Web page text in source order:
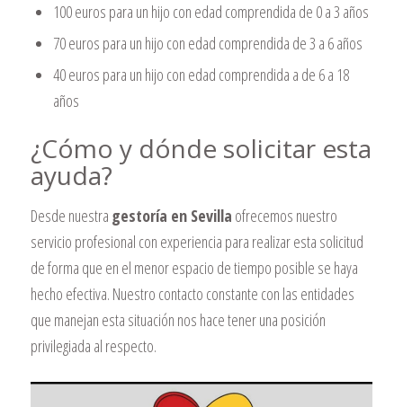
100 euros para un hijo con edad comprendida de 0 a 3 años
70 euros para un hijo con edad comprendida de 3 a 6 años
40 euros para un hijo con edad comprendida a de 6 a 18
años
¿Cómo y dónde solicitar esta
ayuda?
Desde nuestra gestoría en Sevilla ofrecemos nuestro
servicio profesional con experiencia para realizar esta solicitud
de forma que en el menor espacio de tiempo posible se haya
hecho efectiva. Nuestro contacto constante con las entidades
que manejan esta situación nos hace tener una posición
privilegiada al respecto.